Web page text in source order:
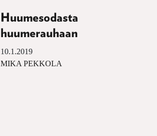
Huumesodasta
huumerauhaan
10.1.2019
MIKA PEKKOLA